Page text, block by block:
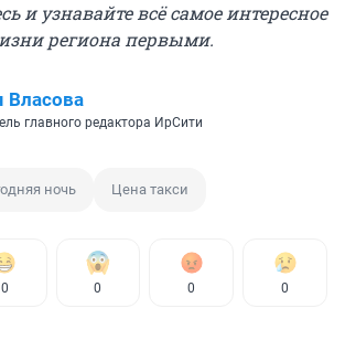
и узнавайте всё самое интересное
региона первыми.
Власова
главного редактора ИрСити
ночь Цена такси
0 0 0 0